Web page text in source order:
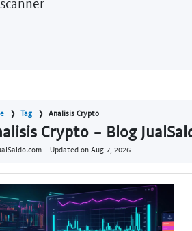
Tag Analisis Crypto
Crypto - Blog
- Updated on Aug 7, 2026